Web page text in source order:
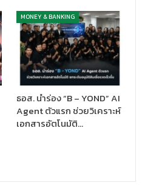
MONEY & BANKING
ธอส. นำร่อง “B – YOND” AI
Agent ตัวแรก ช่วยวิเคราะห์
เอกสารอัตโนมัติ…